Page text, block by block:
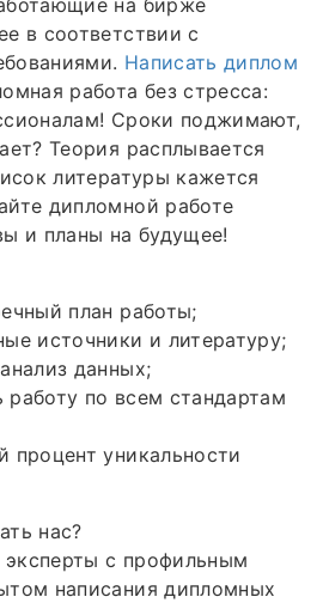
в соответствии с
Написать диплом
работа без стресса:
Сроки поджимают,
Теория расплывается
литературы кажется
дипломной работе
и планы на будущее!
план работы;
источники и литературу;
данных;
по всем стандартам
процент уникальности
нас?
с профильным
написания дипломных